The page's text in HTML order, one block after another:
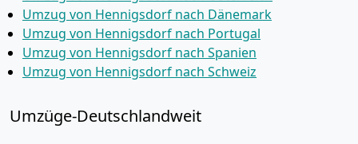
Umzug von Hennigsdorf nach Dänemark
Umzug von Hennigsdorf nach Portugal
Umzug von Hennigsdorf nach Spanien
Umzug von Hennigsdorf nach Schweiz
Umzüge-Deutschlandweit